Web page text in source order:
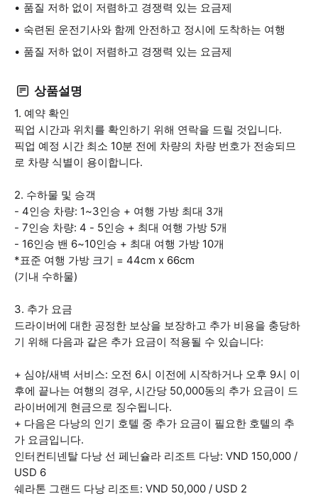
품질 저하 없이 저렴하고 경쟁력 있는 요금제
숙련된 운전기사와 함께 안전하고 정시에 도착하는 여행
품질 저하 없이 저렴하고 경쟁력 있는 요금제
상품설명
1. 예약 확인
픽업 시간과 위치를 확인하기 위해 연락을 드릴 것입니다.
픽업 예정 시간 최소 10분 전에 차량의 차량 번호가 전송되므
로 차량 식별이 용이합니다.
2. 수하물 및 승객
- 4인승 차량: 1~3인승 + 여행 가방 최대 3개
- 7인승 차량: 4 - 5인승 + 최대 여행 가방 5개
- 16인승 밴 6~10인승 + 최대 여행 가방 10개
*표준 여행 가방 크기 = 44cm x 66cm
(기내 수하물)
3. 추가 요금
드라이버에 대한 공정한 보상을 보장하고 추가 비용을 충당하
기 위해 다음과 같은 추가 요금이 적용될 수 있습니다:
+ 심야/새벽 서비스: 오전 6시 이전에 시작하거나 오후 9시 이
후에 끝나는 여행의 경우, 시간당 50,000동의 추가 요금이 드
라이버에게 현금으로 징수됩니다.
+ 다음은 다낭의 인기 호텔 중 추가 요금이 필요한 호텔의 추
가 요금입니다.
인터컨티넨탈 다낭 선 페닌슐라 리조트 다낭: VND 150,000 /
USD 6
쉐라톤 그랜드 다낭 리조트: VND 50,000 / USD 2